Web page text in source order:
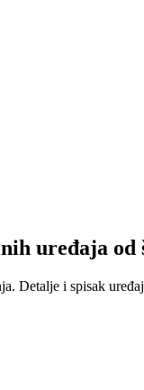
uređaja od
Detalje i spisak